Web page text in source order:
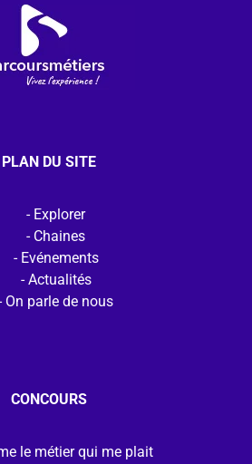
PLAN DU SITE
Explorer
Chaines
Evénements
Actualités
On parle de nous
CONCOURS
le métier qui me plait